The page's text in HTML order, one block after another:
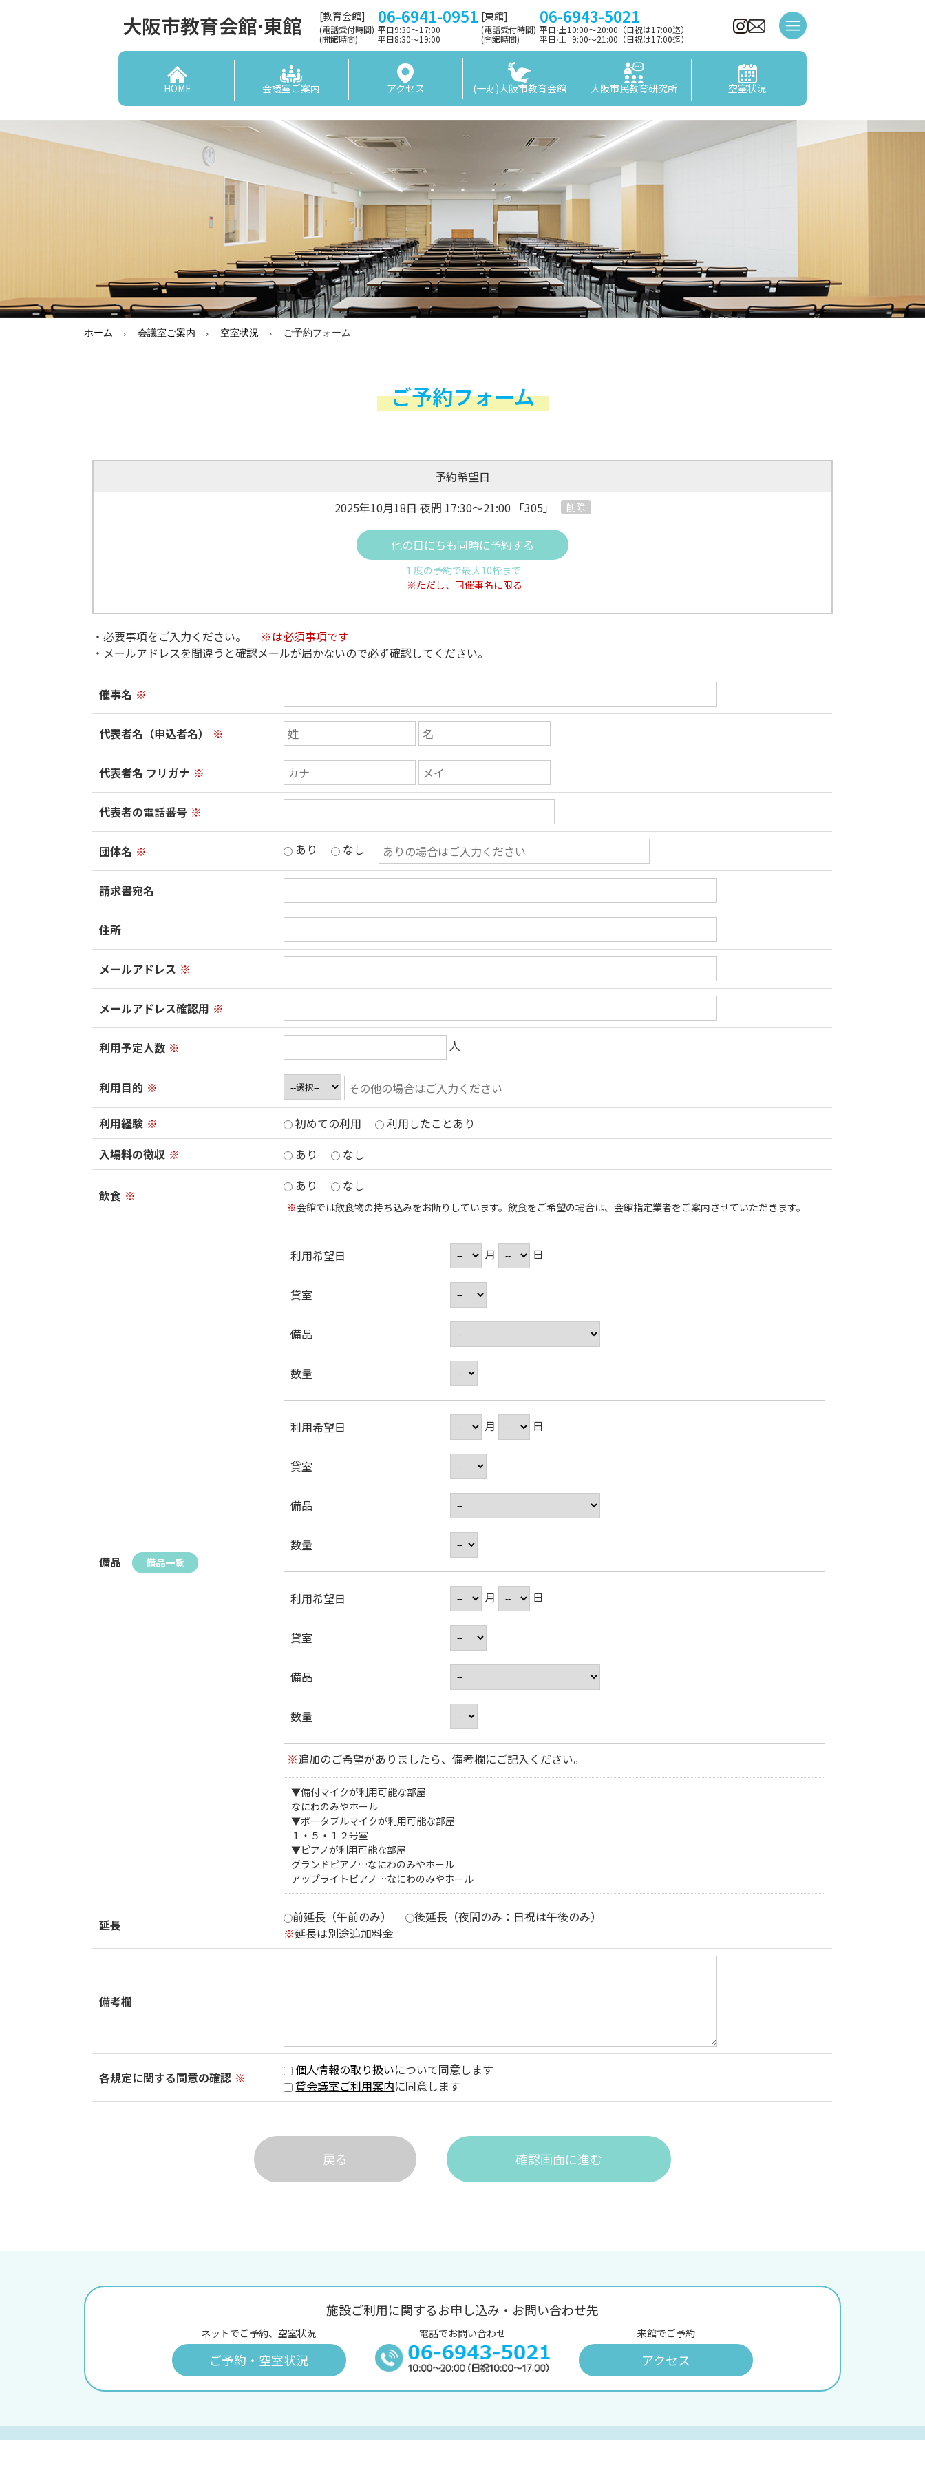
大阪市教育会館⋅東館 [教育会館] 06-6941-0951
(電話受付時間) 平日9:30〜17:00
(開館時間)
平日8:30〜19:00
[東館] 06-6943-5021
(電話受付時間) 平日⋅土10:00～20:00（日祝は17:00迄）
(開館時間)
平日⋅土 9:00〜21:00（日祝は17:00迄）
HOME 会議室ご案内 アクセス (一財)大阪市教育会館 大阪市民教育研究所 空室状況
ホーム 会議室ご案内 空室状況 ご予約フォーム
ご予約フォーム
予約希望日
2025年10月18日 夜間 17:30～21:00 「305」 削除
他の日にちも同時に予約する
１度の予約で最大10枠まで
※ただし、同催事名に限る
・必要事項をご入力ください。
※は必須事項です
・メールアドレスを間違うと確認メールが届かないので必ず確認してください。
催事名 ※
代表者名（申込者名） ※
代表者名 フリガナ ※
代表者の電話番号 ※
団体名 ※ あり なし
請求書宛名
住所
メールアドレス ※
メールアドレス確認用 ※
利用予定人数 ※ 人
利用目的 ※
利用経験 ※ 初めての利用
利用したことあり
入場料の徴収 ※ あり なし
飲食 ※
あり なし
※会館では飲食物の持ち込みをお断りしています。飲食をご希望の場合は、会館指定業者をご案内させていただきます。
備品 備品一覧
利用希望日 月 日
貸室
備品
数量
利用希望日 月 日
貸室
備品
数量
利用希望日 月 日
貸室
備品
数量
※追加のご希望がありましたら、備考欄にご記入ください。
▼備付マイクが利用可能な部屋
なにわのみやホール
▼ポータブルマイクが利用可能な部屋
１・５・１２号室
▼ピアノが利用可能な部屋
グランドピアノ…なにわのみやホール
アップライトピアノ…なにわのみやホール
延長 前延長（午前のみ）
後延長（夜間のみ：日祝は午後のみ）
※延長は別途追加料金
備考欄
各規定に関する同意の確認 ※ 個人情報の取り扱いについて同意します
貸会議室ご利用案内に同意します
戻る 確認画面に進む
施設ご利用に関するお申し込み・お問い合わせ先
ネットでご予約、空室状況
ご予約・空室状況
電話でお問い合わせ 来館でご予約
アクセス